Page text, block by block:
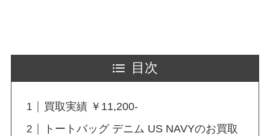
目次
買取実績 ￥11,200-
トートバッグ デニム US NAVYのお買取